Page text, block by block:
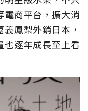
電商平台，擴大消
鳳梨外銷日本，
也逐年成長至上看